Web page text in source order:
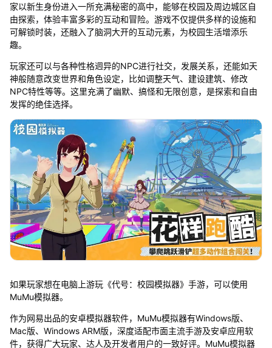
家以新生身份进入一所充满秘密的高中，能够在校园及周边城区自
由探索，体验丰富多彩的互动和冒险。游戏不仅提供多样的设施和
可解锁时装，还融入了脑洞大开的互动元素，为校园生活增添乐
趣。
玩家还可以与各种性格迥异的NPC进行社交，发展关系，还能如天
神般随意改变世界和角色设定，比如调整天气、建设建筑、修改
NPC特性等等。这里充满了幽默、搞怪和无限创意，是探索和自由
发挥的绝佳选择。
如果玩家想在电脑上游玩《代号：校园模拟器》手游，可以使用
MuMu模拟器。
作为网易出品的安卓模拟器软件，MuMu模拟器有Windows版、
Mac版、Windows ARM版，深度适配市面主流手游及安卓应用软
件，获得广大玩家、达人及开发者用户的一致好评。MuMu模拟器